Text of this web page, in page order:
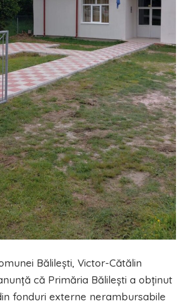
Bălilești, Victor-Cătălin
că Primăria Bălilești a obținut
fonduri externe nerambursabile